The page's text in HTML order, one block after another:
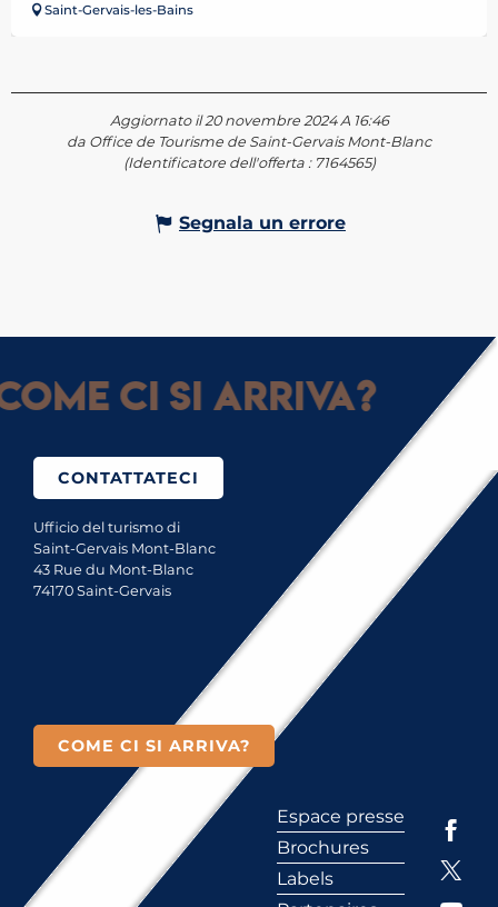
Saint-Gervais-les-Bains
Aggiornato il 20 novembre 2024 A 16:46
da Office de Tourisme de Saint-Gervais Mont-Blanc
(Identificatore dell'offerta : 7164565)
Segnala un errore
ci si arriva?
CONTATTATECI
Ufficio del turismo di
Saint-Gervais Mont-Blanc
43 Rue du Mont-Blanc
74170 Saint-Gervais
COME CI SI ARRIVA?
Espace presse
Brochures
Labels